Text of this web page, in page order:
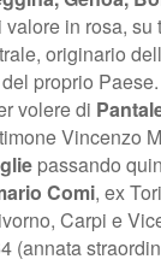
in rosa,
originario
proprio
volere di
Vincenzo
passando
Comi, ex
Carpi e
(annata